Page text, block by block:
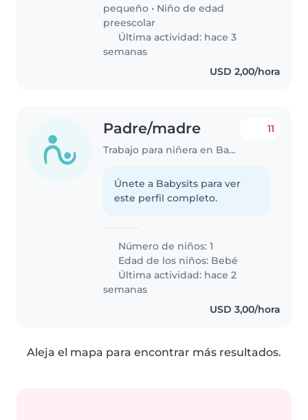
con experiencia..
pequeño • Niño de edad
preescolar
Última actividad: hace 3
semanas
USD 2,00/hora
Padre/madre
Trabajo para niñera en Barquisimeto
11
Únete a Babysits para ver
este perfil completo.
Número de niños: 1
Edad de los niños: Bebé
Última actividad: hace 2
semanas
USD 3,00/hora
Aleja el mapa para encontrar más resultados.